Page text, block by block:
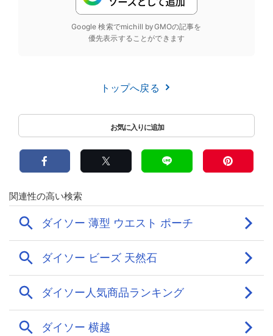
Google 検索でmichill byGMOの記事を
優先表示することができます
トップへ戻る